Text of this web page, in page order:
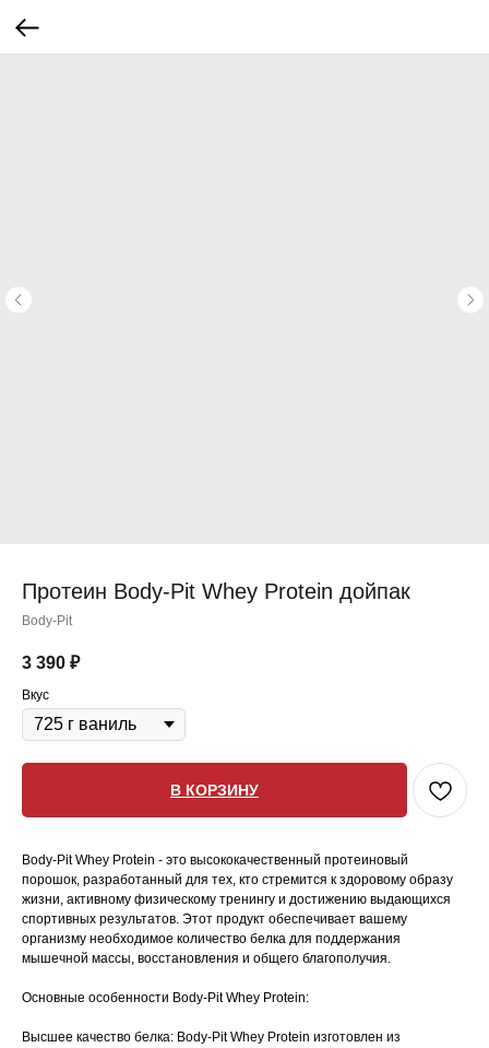
Протеин Body-Pit Whey Protein дойпак
Body-Pit
3 390 ₽
Вкус
В КОРЗИНУ
Body-Pit Whey Protein - это высококачественный протеиновый
порошок, разработанный для тех, кто стремится к здоровому образу
жизни, активному физическому тренингу и достижению выдающихся
спортивных результатов. Этот продукт обеспечивает вашему
организму необходимое количество белка для поддержания
мышечной массы, восстановления и общего благополучия.
Основные особенности Body-Pit Whey Protein:
Высшее качество белка: Body-Pit Whey Protein изготовлен из